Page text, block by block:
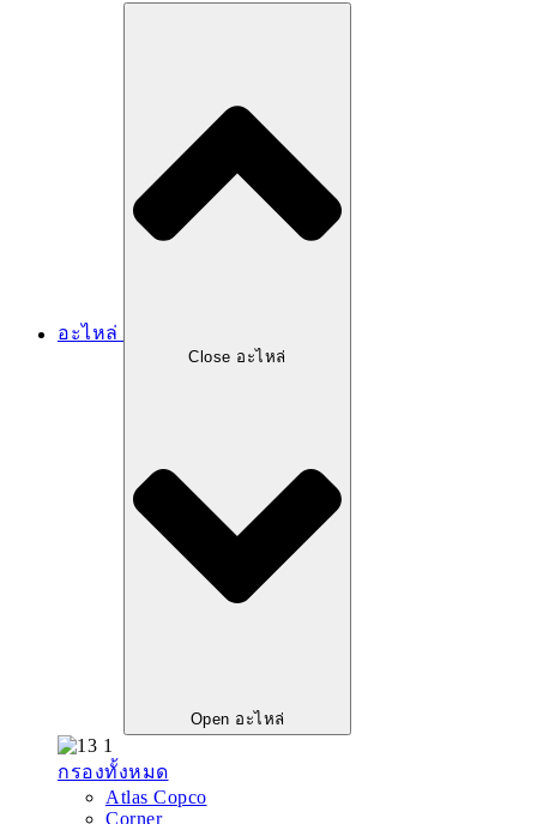
อะไหล่
Close อะไหล่
Open อะไหล่
กรองทั้งหมด
Atlas Copco
Corner